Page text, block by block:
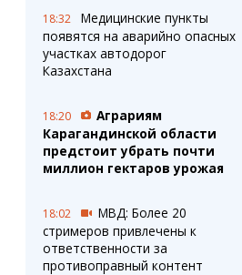
18:32
Медицинские пункты
появятся на аварийно опасных
участках автодорог
Казахстана
18:20
Аграриям
Карагандинской области
предстоит убрать почти
миллион гектаров урожая
18:02
МВД: Более 20
стримеров привлечены к
ответственности за
противоправный контент